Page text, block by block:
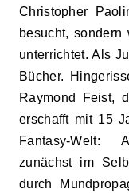
Christopher
besucht,
unterrichtet. Als
Bücher.
Raymond Feist,
erschafft mit 15
Fantasy-Welt:
zunächst im
durch